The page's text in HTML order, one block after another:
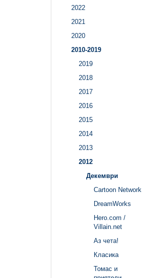
2022
2021
2020
2010-2019
2019
2018
2017
2016
2015
2014
2013
2012
Декември
Cartoon Network
DreamWorks
Hero.com /
Villain.net
Аз чета!
Класика
Томас и